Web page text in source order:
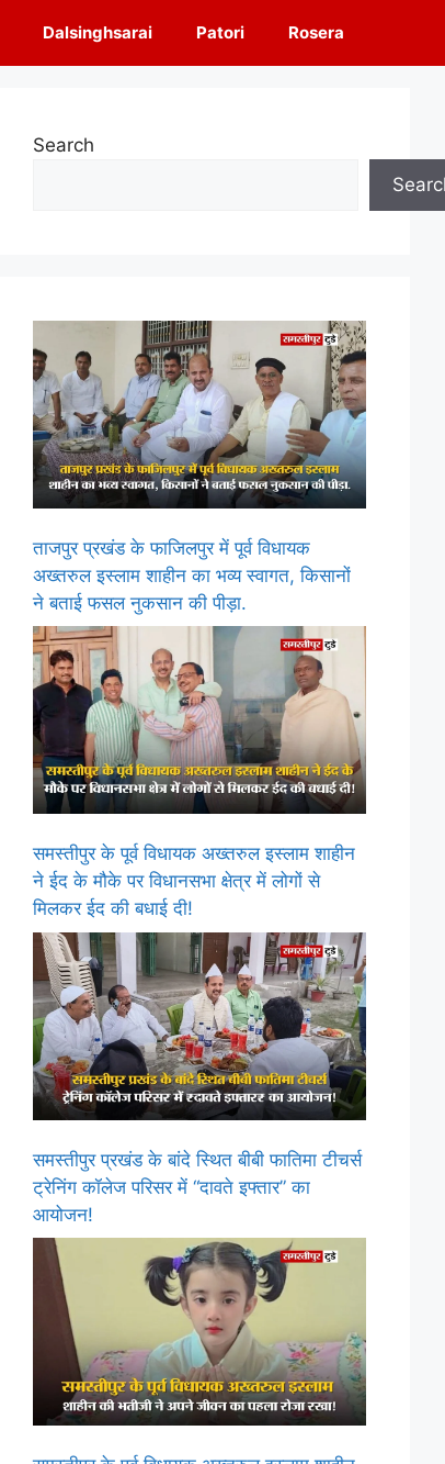
Dalsinghsarai Patori Rosera
Search
ताजपुर प्रखंड के फाजिलपुर में पूर्व विधायक
अख्तरुल इस्लाम शाहीन का भव्य स्वागत, किसानों
ने बताई फसल नुकसान की पीड़ा.
समस्तीपुर के पूर्व विधायक अख्तरुल इस्लाम शाहीन
ने ईद के मौके पर विधानसभा क्षेत्र में लोगों से
मिलकर ईद की बधाई दी!
समस्तीपुर प्रखंड के बांदे स्थित बीबी फातिमा टीचर्स
ट्रेनिंग कॉलेज परिसर में “दावते इफ्तार” का
आयोजन!